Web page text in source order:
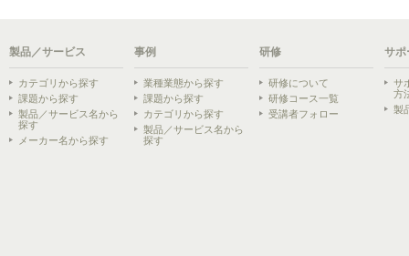
製品／サービス
カテゴリから探す
課題から探す
製品／サービス名から
探す
メーカー名から探す
事例
業種業態から探す
課題から探す
カテゴリから探す
製品／サービス名から
探す
研修
研修について
研修コース一覧
受講者フォロー
サポ
サ
方
製